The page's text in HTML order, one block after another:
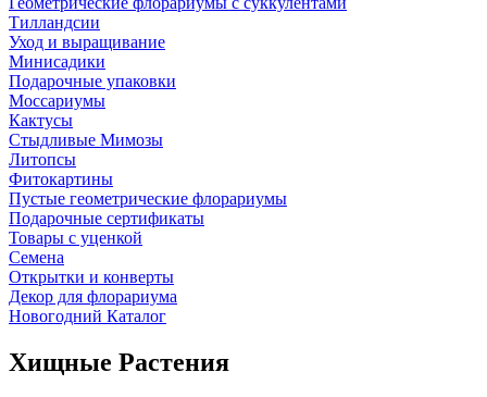
Тилландсии
Уход и выращивание
Минисадики
Подарочные упаковки
Моссариумы
Кактусы
Стыдливые Мимозы
Литопсы
Фитокартины
Пустые геометрические флорариумы
Подарочные сертификаты
Товары с уценкой
Семена
Открытки и конверты
Декор для флорариума
Новогодний Каталог
Хищные Растения